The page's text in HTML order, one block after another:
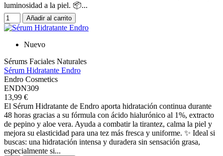
luminosidad a la piel. 📦...
Añadir al carrito
Nuevo
Sérums Faciales Naturales
Sérum Hidratante Endro
Endro Cosmetics
ENDN309
13,99 €
El Sérum Hidratante de Endro aporta hidratación continua durante
48 horas gracias a su fórmula con ácido hialurónico al 1%, extracto
de pepino y aloe vera. Ayuda a combatir la tirantez, calma la piel y
mejora su elasticidad para una tez más fresca y uniforme. ✨ Ideal si
buscas: una hidratación intensa y duradera sin sensación grasa,
especialmente si...